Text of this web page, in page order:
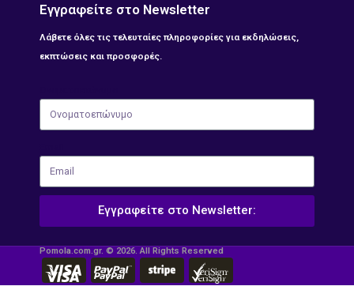
Εγγραφείτε στο Newsletter
Λάβετε όλες τις τελευταίες πληροφορίες για εκδηλώσεις,
εκπτώσεις και προσφορές.
Εγγραφείτε στο Newsletter:
Pomola.com.gr. © 2026. All Rights Reserved